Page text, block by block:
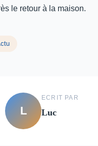
le retour à la maison.
L
ECRIT PAR
Luc